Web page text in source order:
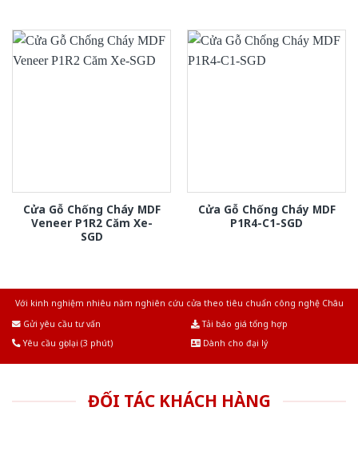
Cửa Gỗ Chống Cháy MDF
Veneer P1R2 Căm Xe-
SGD
Cửa Gỗ Chống Cháy MDF
P1R4-C1-SGD
Với kinh nghiệm nhiêu năm nghiên cứu cửa theo tiêu chuẩn công nghệ Châu
Gửi yêu cầu tư vấn
Tải báo giá tổng hợp
Yêu cầu gọi lại (3 phút)
Dành cho đại lý
ĐỐI TÁC KHÁCH HÀNG